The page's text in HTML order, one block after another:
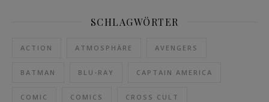
SCHLAGWÖRTER
ACTION ATMOSPHÄRE AVENGERS
BATMAN BLU-RAY CAPTAIN AMERICA
COMIC COMICS CROSS CULT